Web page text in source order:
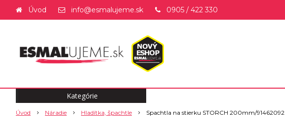
Úvod info@esmalujeme.sk 0905 / 422 330
Úvod Náradie Hladítka, špachtle Spachtla na stierku STORCH 200mm/91462092
Kategórie